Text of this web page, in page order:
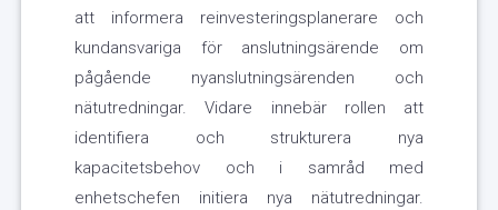
att informera reinvesteringsplanerare och
kundansvariga för anslutningsärende om
pågående nyanslutningsärenden och
nätutredningar. Vidare innebär rollen att
identifiera och strukturera nya
kapacitetsbehov och i samråd med
enhetschefen initiera nya nätutredningar.